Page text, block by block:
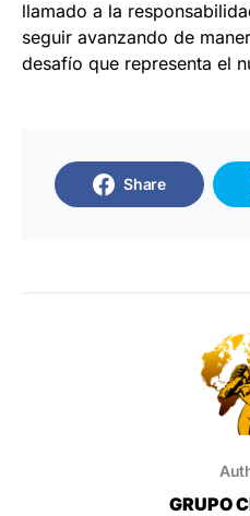
llamado a la
seguir avanzando de
desafío que representa el
Share
GRUPO